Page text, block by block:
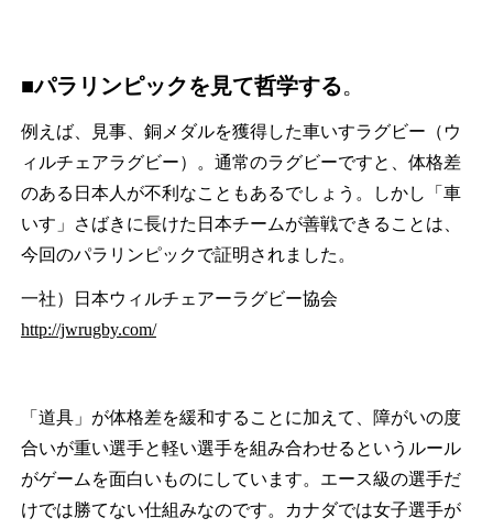
■パラリンピックを見て哲学する。
例えば、見事、銅メダルを獲得した車いすラグビー（ウ
ィルチェアラグビー）。通常のラグビーですと、体格差
のある日本人が不利なこともあるでしょう。しかし「車
いす」さばきに長けた日本チームが善戦できることは、
今回のパラリンピックで証明されました。
一社）日本ウィルチェアーラグビー協会
http://jwrugby.com/
「道具」が体格差を緩和することに加えて、障がいの度
合いが重い選手と軽い選手を組み合わせるというルール
がゲームを面白いものにしています。エース級の選手だ
けでは勝てない仕組みなのです。カナダでは女子選手が